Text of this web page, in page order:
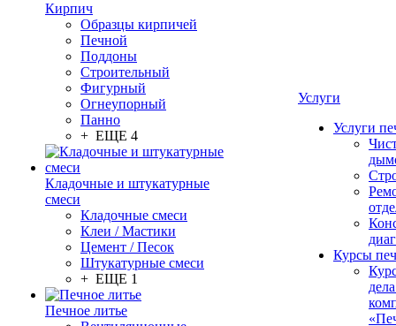
Кирпич
Образцы кирпичей
Печной
Поддоны
Строительный
Фигурный
Огнеупорный
Панно
+ ЕЩЕ 4
Кладочные и штукатурные
смеси
Кладочные смеси
Клеи / Мастики
Цемент / Песок
Штукатурные смеси
+ ЕЩЕ 1
Печное литье
Услуги
Услуги
Курсы